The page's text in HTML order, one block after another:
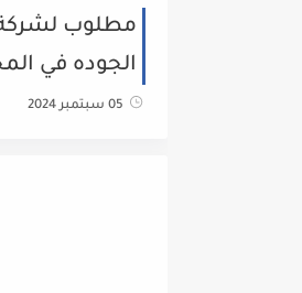
مطلوب لشركة
الجوده في
05 سبتمبر 2024